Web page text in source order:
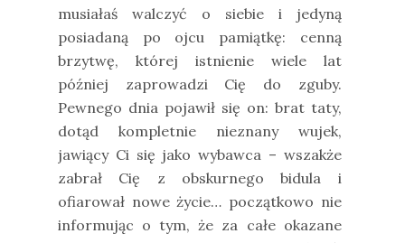
musiałaś walczyć o siebie i jedyną
posiadaną po ojcu pamiątkę: cenną
brzytwę, której istnienie wiele lat
później zaprowadzi Cię do zguby.
Pewnego dnia pojawił się on: brat taty,
dotąd kompletnie nieznany wujek,
jawiący Ci się jako wybawca – wszakże
zabrał Cię z obskurnego bidula i
ofiarował nowe życie… początkowo nie
informując o tym, że za całe okazane